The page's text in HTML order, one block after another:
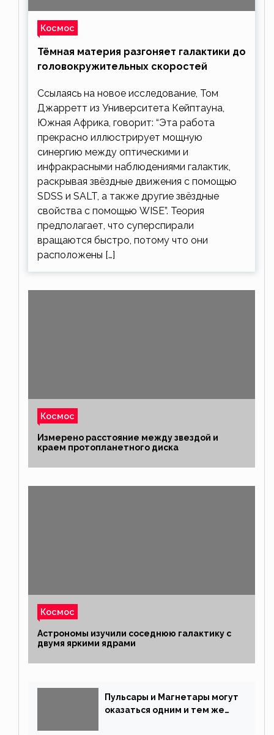
Космос
Тёмная материя разгоняет галактики до
головокружительных скоростей
Ссылаясь на новое исследование, Том
Джарретт из Университета Кейптауна,
Южная Африка, говорит: “Эта работа
прекрасно иллюстрирует мощную
синергию между оптическими и
инфракрасными наблюдениями галактик,
раскрывая звёздные движения с помощью
SDSS и SALT, а также другие звёздные
свойства с помощью WISE”. Теория
предполагает, что суперспирали
вращаются быстро, потому что они
расположены […]
Космос
Измерено расстояние между звездой и
краем протопланетного диска
Космос
Астрономы изучили соседнюю галактику с
двумя яркими ядрами
Пульсары и Магнетары могут
оказаться одним и тем же